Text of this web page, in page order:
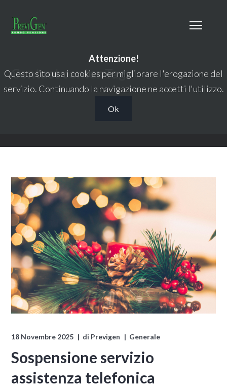
Attenzione!
Questo sito usa i cookies per migliorare l'erogazione del
servizio. Continuando la navigazione ne accetti l'utilizzo.
Ok
Contact center Tag
18 Novembre 2025 di Previgen Generale
Sospensione servizio
assistenza telefonica